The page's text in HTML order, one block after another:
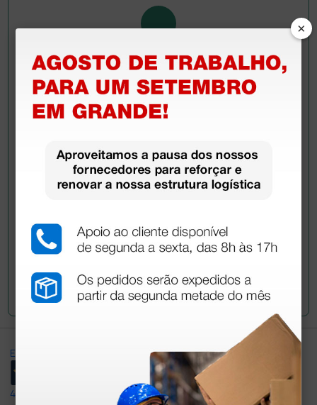
Pergunte a um colega
esclarecimentos? Envie agora a sua questão aos
colegas que já adquiriram este produto.
Envie a sua questão
Excellent
4,8
×